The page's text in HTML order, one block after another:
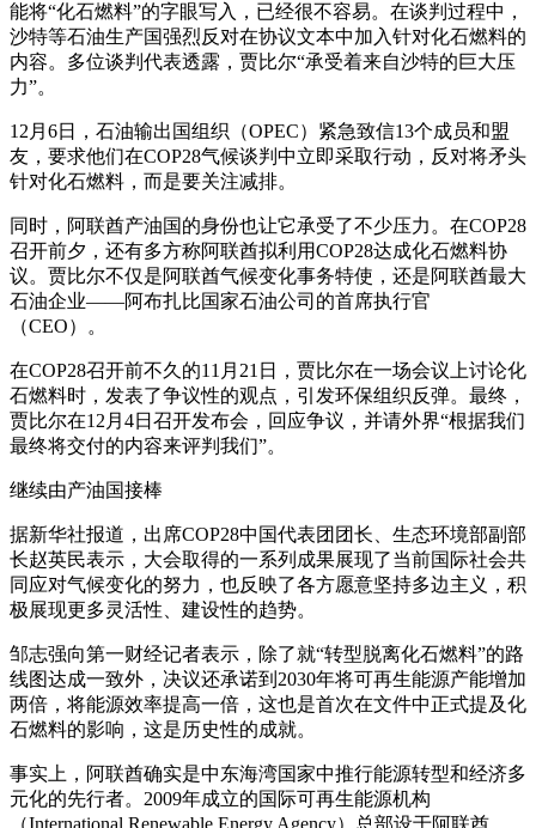
能将“化石燃料”的字眼写入，已经很不容易。在谈判过程中，
沙特等石油生产国强烈反对在协议文本中加入针对化石燃料的
内容。多位谈判代表透露，贾比尔“承受着来自沙特的巨大压
力”。
12月6日，石油输出国组织（OPEC）紧急致信13个成员和盟
友，要求他们在COP28气候谈判中立即采取行动，反对将矛头
针对化石燃料，而是要关注减排。
同时，阿联酋产油国的身份也让它承受了不少压力。在COP28
召开前夕，还有多方称阿联酋拟利用COP28达成化石燃料协
议。贾比尔不仅是阿联酋气候变化事务特使，还是阿联酋最大
石油企业——阿布扎比国家石油公司的首席执行官
（CEO）。
在COP28召开前不久的11月21日，贾比尔在一场会议上讨论化
石燃料时，发表了争议性的观点，引发环保组织反弹。最终，
贾比尔在12月4日召开发布会，回应争议，并请外界“根据我们
最终将交付的内容来评判我们”。
继续由产油国接棒
据新华社报道，出席COP28中国代表团团长、生态环境部副部
长赵英民表示，大会取得的一系列成果展现了当前国际社会共
同应对气候变化的努力，也反映了各方愿意坚持多边主义，积
极展现更多灵活性、建设性的趋势。
邹志强向第一财经记者表示，除了就“转型脱离化石燃料”的路
线图达成一致外，决议还承诺到2030年将可再生能源产能增加
两倍，将能源效率提高一倍，这也是首次在文件中正式提及化
石燃料的影响，这是历史性的成就。
事实上，阿联酋确实是中东海湾国家中推行能源转型和经济多
元化的先行者。2009年成立的国际可再生能源机构